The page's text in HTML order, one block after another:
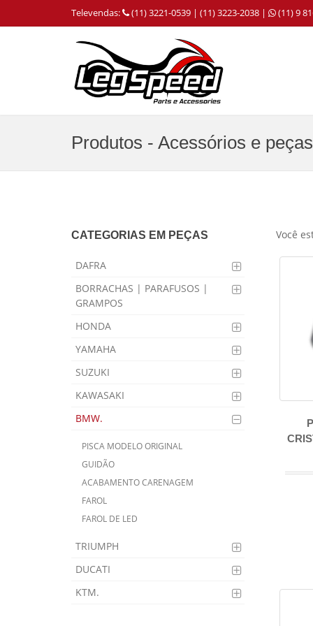
Televendas: (11) 3221-0539 | (11) 3223-2038 | (11) 9
Produtos - Acessórios e
Você
CATEGORIAS EM PEÇAS
DAFRA
BORRACHAS | PARAFUSOS |
GRAMPOS
HONDA
YAMAHA
SUZUKI
KAWASAKI
BMW.
PISCA MODELO ORIGINAL
GUIDÃO
ACABAMENTO CARENAGEM
FAROL
FAROL DE LED
TRIUMPH
DUCATI
KTM.